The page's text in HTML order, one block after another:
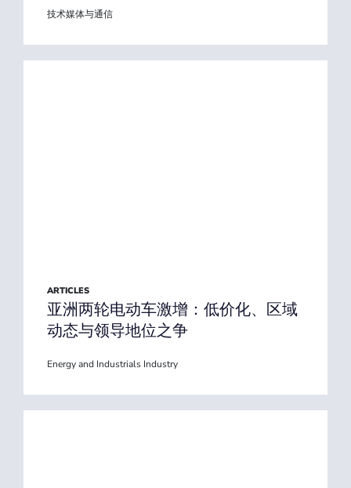
技术媒体与通信
ARTICLES
亚洲两轮电动车激增：低价化、区域
动态与领导地位之争
Energy and Industrials Industry